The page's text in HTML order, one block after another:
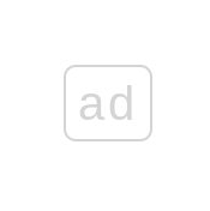
ad